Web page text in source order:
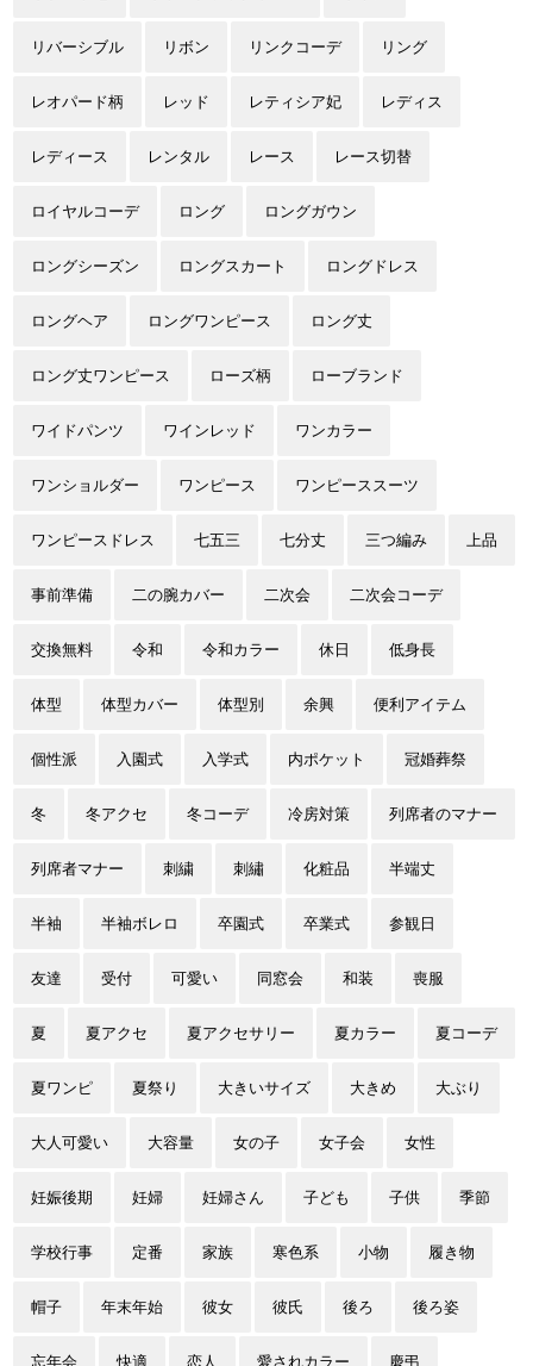
リバーシブル リボン リンクコーデ リング
レオパード柄 レッド レティシア妃 レディス
レディース レンタル レース レース切替
ロイヤルコーデ ロング ロングガウン
ロングシーズン ロングスカート ロングドレス
ロングヘア ロングワンピース ロング丈
ロング丈ワンピース ローズ柄 ローブランド
ワイドパンツ ワインレッド ワンカラー
ワンショルダー ワンピース ワンピーススーツ
ワンピースドレス 七五三 七分丈 三つ編み 上品
事前準備 二の腕カバー 二次会 二次会コーデ
交換無料 令和 令和カラー 休日 低身長
体型 体型カバー 体型別 余興 便利アイテム
個性派 入園式 入学式 内ポケット 冠婚葬祭
冬 冬アクセ 冬コーデ 冷房対策 列席者のマナー
列席者マナー 刺繍 刺繡 化粧品 半端丈
半袖 半袖ボレロ 卒園式 卒業式 参観日
友達 受付 可愛い 同窓会 和装 喪服
夏 夏アクセ 夏アクセサリー 夏カラー 夏コーデ
夏ワンピ 夏祭り 大きいサイズ 大きめ 大ぶり
大人可愛い 大容量 女の子 女子会 女性
妊娠後期 妊婦 妊婦さん 子ども 子供 季節
学校行事 定番 家族 寒色系 小物 履き物
帽子 年末年始 彼女 彼氏 後ろ 後ろ姿
忘年会 快適 恋人 愛されカラー 慶弔